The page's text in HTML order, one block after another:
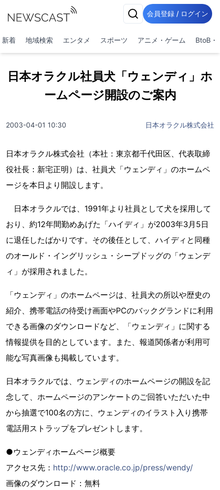
会員登録 / ログイン
新着 地域検索 エンタメ スポーツ アニメ・ゲーム BtoB・
日本オラクル社員犬「ウェンディ」ホ
ームページ開設のご案内
2003-04-01 10:30 日本オラクル株式会社
日本オラクル株式会社（本社：東京都千代田区、代表取締
役社長：新宅正明）は、社員犬「ウェンディ」のホームペ
ージを本日より開設します。
日本オラクルでは、1991年より社員として犬を採用して
おり、約12年間勤めあげた「ハイディ」が2003年3月5日
に退任したばかりです。その後任として、ハイディと同種
のオールド・イングリッシュ・シープドッグの「ウェンデ
ィ」が採用されました。
「ウェンディ」のホームページは、社員犬の所以や歴史の
紹介、携帯電話の待受け画面やPCのバックグランドに利用
できる画像のダウンロードなど、「ウェンディ」に関する
情報提供を目的としています。また、報道関係者が利用可
能な写真画像も掲載しています。
日本オラクルでは、ウェンディのホームページの開設を記
念して、ホームページのアンケートのご回答いただいた中
から抽選で100名の方に、ウェンディのイラスト入り携帯
電話用ストラップをプレゼントします。
●ウェンディホームページ概要
アクセス先： http://www.oracle.co.jp/press/wendy/
画像のダウンロード：無料